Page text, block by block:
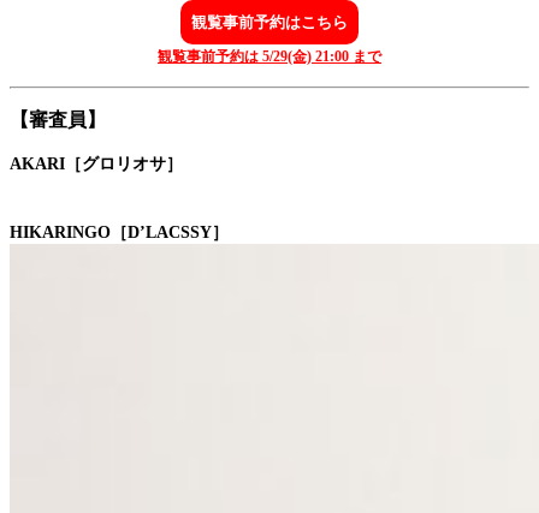
観覧事前予約はこちら
観覧事前予約は 5/29(金) 21:00 まで
【審査員】
AKARI［グロリオサ］
HIKARINGO［D’LACSSY］